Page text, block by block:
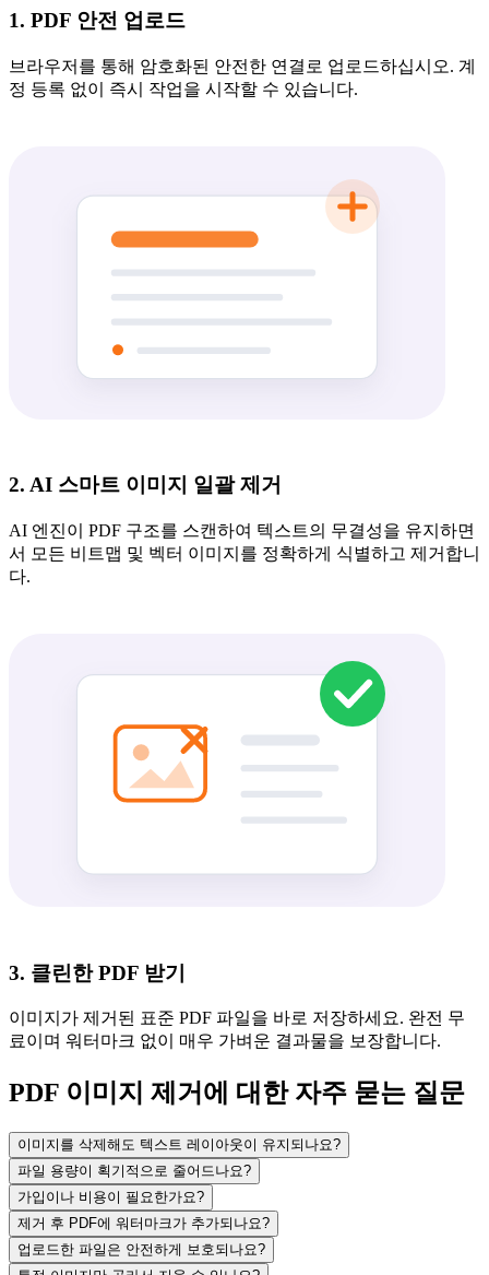
1. PDF 안전 업로드
브라우저를 통해 암호화된 안전한 연결로 업로드하십시오. 계
정 등록 없이 즉시 작업을 시작할 수 있습니다.
2. AI 스마트 이미지 일괄 제거
AI 엔진이 PDF 구조를 스캔하여 텍스트의 무결성을 유지하면
서 모든 비트맵 및 벡터 이미지를 정확하게 식별하고 제거합니
다.
3. 클린한 PDF 받기
이미지가 제거된 표준 PDF 파일을 바로 저장하세요. 완전 무
료이며 워터마크 없이 매우 가벼운 결과물을 보장합니다.
PDF 이미지 제거에 대한 자주 묻는 질문
이미지를 삭제해도 텍스트 레이아웃이 유지되나요?
파일 용량이 획기적으로 줄어드나요?
가입이나 비용이 필요한가요?
제거 후 PDF에 워터마크가 추가되나요?
업로드한 파일은 안전하게 보호되나요?